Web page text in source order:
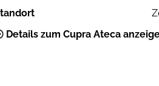
Details zum Cupra Ateca